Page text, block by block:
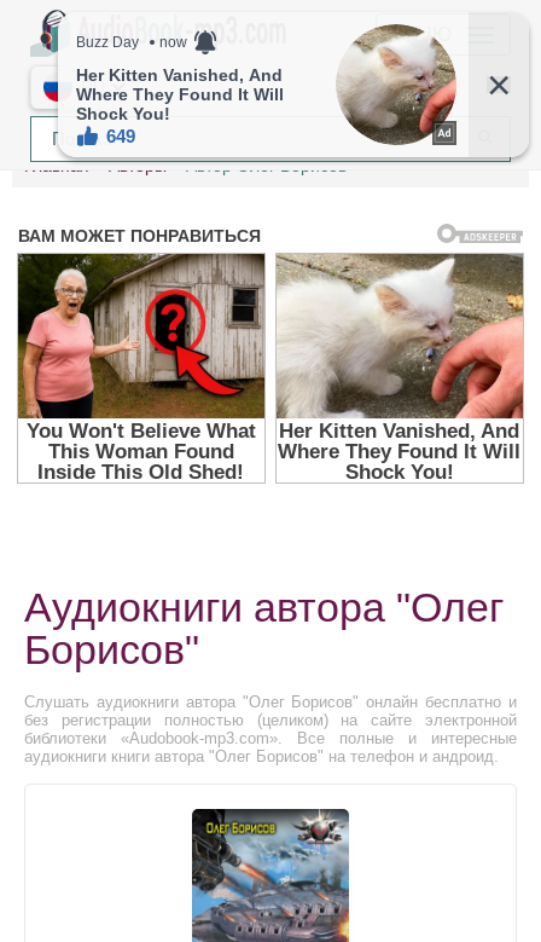
МЕНЮ
RU
Главная Авторы Автор Олег Борисов
Аудиокниги автора "Олег
Борисов"
Слушать аудиокниги автора "Олег Борисов" онлайн бесплатно и
без регистрации полностью (целиком) на сайте электронной
библиотеки «Audobook-mp3.com». Все полные и интересные
аудиокниги книги автора "Олег Борисов" на телефон и андроид.